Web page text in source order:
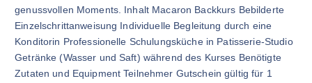
genussvollen Moments. Inhalt Macaron Backkurs Bebilderte
Einzelschrittanweisung Individuelle Begleitung durch eine
Konditorin Professionelle Schulungsküche in Patisserie-Studio
Getränke (Wasser und Saft) während des Kurses Benötigte
Zutaten und Equipment Teilnehmer Gutschein gültig für 1